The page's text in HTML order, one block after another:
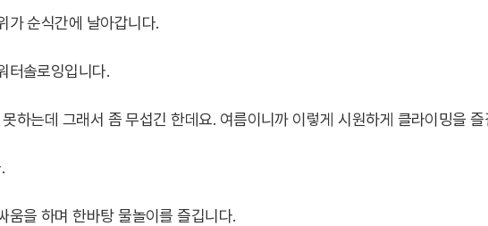
가 순식간에 날아갑니다.
터솔로잉입니다.
하는데 그래서 좀 무섭긴 한데요. 여름이니까 이렇게 시원하게 클라이밍을
움을 하며 한바탕 물놀이를 즐깁니다.